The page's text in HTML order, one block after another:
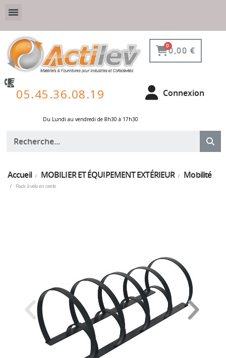
0,00 €
05.45.36.08.19 Connexion
Du Lundi au vendredi de 8h30 à 17h30 ​
Accueil MOBILIER ET ÉQUIPEMENT EXTÉRIEUR Mobilité
Rack à vélo en cercle